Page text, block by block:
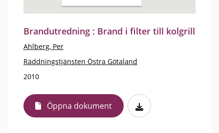
Brandutredning : Brand i filter till kolgrill
Ahlberg, Per
Räddningstjänsten Östra Götaland
2010
Öppna dokument